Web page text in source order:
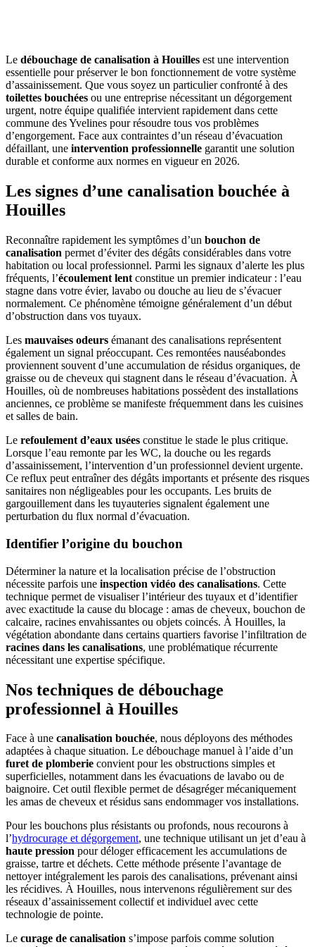
Le débouchage de canalisation à Houilles est une intervention
essentielle pour préserver le bon fonctionnement de votre système
d’assainissement. Que vous soyez un particulier confronté à des
toilettes bouchées ou une entreprise nécessitant un dégorgement
urgent, notre équipe qualifiée intervient rapidement dans cette
commune des Yvelines pour résoudre tous vos problèmes
d’engorgement. Face aux contraintes d’un réseau d’évacuation
défaillant, une intervention professionnelle garantit une solution
durable et conforme aux normes en vigueur en 2026.
Les signes d’une canalisation bouchée à
Houilles
Reconnaître rapidement les symptômes d’un bouchon de
canalisation permet d’éviter des dégâts considérables dans votre
habitation ou local professionnel. Parmi les signaux d’alerte les plus
fréquents, l’écoulement lent constitue un premier indicateur : l’eau
stagne dans votre évier, lavabo ou douche au lieu de s’évacuer
normalement. Ce phénomène témoigne généralement d’un début
d’obstruction dans vos tuyaux.
Les mauvaises odeurs émanant des canalisations représentent
également un signal préoccupant. Ces remontées nauséabondes
proviennent souvent d’une accumulation de résidus organiques, de
graisse ou de cheveux qui stagnent dans le réseau d’évacuation. À
Houilles, où de nombreuses habitations possèdent des installations
anciennes, ce problème se manifeste fréquemment dans les cuisines
et salles de bain.
Le refoulement d’eaux usées constitue le stade le plus critique.
Lorsque l’eau remonte par les WC, la douche ou les regards
d’assainissement, l’intervention d’un professionnel devient urgente.
Ce reflux peut entraîner des dégâts importants et présente des risques
sanitaires non négligeables pour les occupants. Les bruits de
gargouillement dans les tuyauteries signalent également une
perturbation du flux normal d’évacuation.
Identifier l’origine du bouchon
Déterminer la nature et la localisation précise de l’obstruction
nécessite parfois une inspection vidéo des canalisations. Cette
technique permet de visualiser l’intérieur des tuyaux et d’identifier
avec exactitude la cause du blocage : amas de cheveux, bouchon de
calcaire, racines envahissantes ou objets coincés. À Houilles, la
végétation abondante dans certains quartiers favorise l’infiltration de
racines dans les canalisations, une problématique récurrente
nécessitant une expertise spécifique.
Nos techniques de débouchage
professionnel à Houilles
Face à une canalisation bouchée, nous déployons des méthodes
adaptées à chaque situation. Le débouchage manuel à l’aide d’un
furet de plomberie convient pour les obstructions simples et
superficielles, notamment dans les évacuations de lavabo ou de
baignoire. Cet outil flexible permet de désagréger mécaniquement
les amas de cheveux et résidus sans endommager vos installations.
Pour les bouchons plus résistants ou profonds, nous recourons à
l’hydrocurage et dégorgement, une technique utilisant un jet d’eau à
haute pression pour déloger efficacement les accumulations de
graisse, tartre et déchets. Cette méthode présente l’avantage de
nettoyer intégralement les parois des canalisations, prévenant ainsi
les récidives. À Houilles, nous intervenons régulièrement sur des
réseaux d’assainissement collectif et individuel avec cette
technologie de pointe.
Le curage de canalisation s’impose parfois comme solution